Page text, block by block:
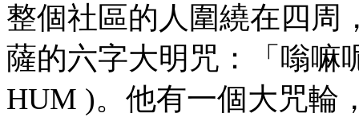
整個社區的人圍繞在四周
薩的六字大明咒：「嗡嘛
HUM )。他有一個大咒輪